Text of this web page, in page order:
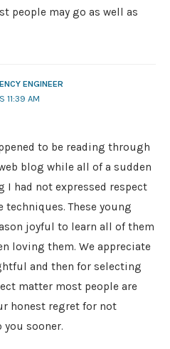
people may go as well as
ENGINEER
11:39 AM
to be reading through
blog while all of a sudden
I had not expressed respect
These young
joyful to learn all of them
loving them. We appreciate
and then for selecting
matter most people are
honest regret for not
sooner.